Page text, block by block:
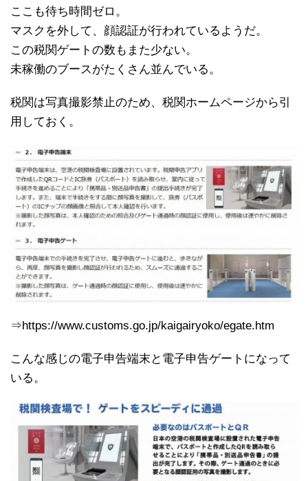
ここも待ち時間ゼロ。
マスクを外して、顔認証が行われているようだ。
この税関ゲートの数もまた少ない。
未稼働のブースがたくさん並んでいる。
税関は写真撮影禁止のため、税関ホームページから引
用しておく。
⇒https://www.customs.go.jp/kaigairyoko/egate.htm
こんな感じの電子申告端末と電子申告ゲートになって
いる。